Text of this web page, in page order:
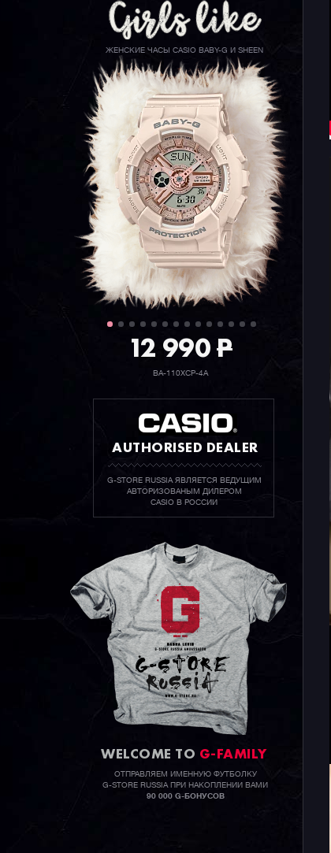
ЖЕНСКИЕ ЧАСЫ CASIO BABY-G И SHEEN
12 990P
BA-110XCP-4A
AUTHORISED DEALER
G-STORE RUSSIA ЯВЛЯЕТСЯ ВЕДУЩИМ
АВТОРИЗОВАНЫМ ДИЛЕРОМ
CASIO В РОССИИ
WELCOME TO G-FAMILY
ОТПРАВЛЯЕМ ИМЕННУЮ ФУТБОЛКУ
G-STORE RUSSIA ПРИ НАКОПЛЕНИИ ВАМИ
90 000 G-БОНУСОВ